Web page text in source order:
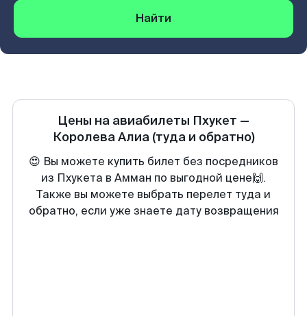
Найти
Цены на авиабилеты Пхукет —
Королева Алиа (туда и обратно)
😍 Вы можете купить билет без посредников
из Пхукета в Амман по выгодной цене🙌.
Также вы можете выбрать перелет туда и
обратно, если уже знаете дату возвращения